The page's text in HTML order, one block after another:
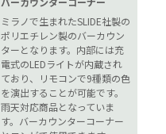
ミラノで生まれたSLIDE社製の
ポリエチレン製のバーカウン
ターとなります。内部には充
電式のLEDライトが内蔵され
ており、リモコンで9種類の色
を演出することが可能です。
雨天対応商品となっていま
す。バーカウンターコーナー